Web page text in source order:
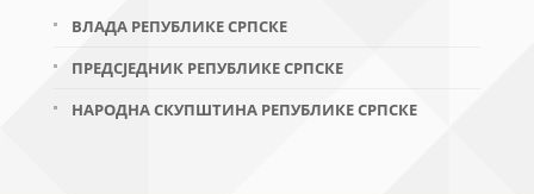
ВЛАДА РЕПУБЛИКЕ СРПСКЕ
ПРЕДСЈЕДНИК РЕПУБЛИКЕ СРПСКЕ
НАРОДНА СКУПШТИНА РЕПУБЛИКЕ СРПСКЕ